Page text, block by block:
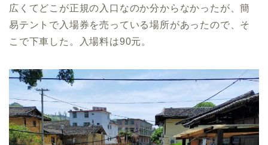
広くてどこが正規の入口なのか分からなかったが、簡
易テントで入場券を売っている場所があったので、そ
こで下車した。入場料は90元。